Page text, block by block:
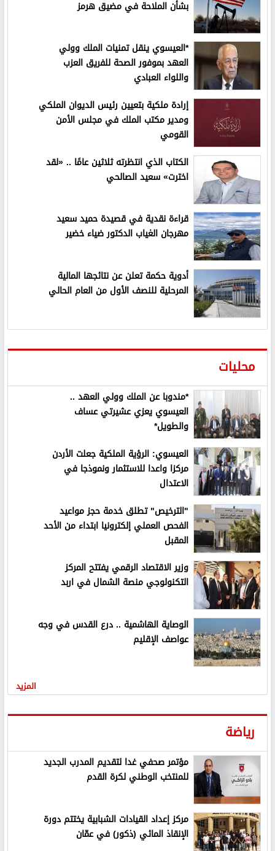
بشأن الملاحة في مضيق هرمز
*العيسوي ينقل تمنيات الملك وولي
العهد بموفور الصحة للفريق العزب
واللواء العبادي
إرادة ملكية بتعيين رئيس الديوان الملكي
ومدير مكتب الملك في مجلس الأمن
القومي
الكتاب الذي انتظرته ثلاثين عامًا .. «لقد
اخترت» سعيد الصالحي
قراءة نقدية في قصيدة حميد سعيد
مهرجان الغياب الدكتور ضياء خضير
أدوية حكمة تعلن عن نتائجها المالية
المرحلية للنصف الأول من العام الحالي
محليات
*مندوبا عن الملك وولي العهد ..
العيسوي يعزي عشيرتي عساف
والطويل*
العيسوي: الرؤية الملكية جعلت الأردن
مركزا واعدا للاستثمار ونموذجا في
الاعتدال
"الترخيص" تطلق خدمة حجز مواعيد
الفحص العملي إلكترونيا ابتداء من الأحد
المقبل
وزير الاقتصاد الرقمي يفتتح المركز
التكنولوجي منصة الشمال في اربد
الوصاية الهاشمية .. درع القدس في وجه
عواصف الإقليم
المزيد
رياضة
مؤتمر صحفي غدا لتقديم المدرب الجديد
للمنتخب الوطني لكرة القدم
مركز إعداد القيادات الشبابية يختتم دورة
الإنقاذ المائي (ذكور) في عمّان